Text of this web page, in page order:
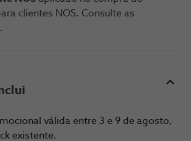
clientes NOS. Consulte as
.
válida entre 3 e 9 de agosto,
existente.